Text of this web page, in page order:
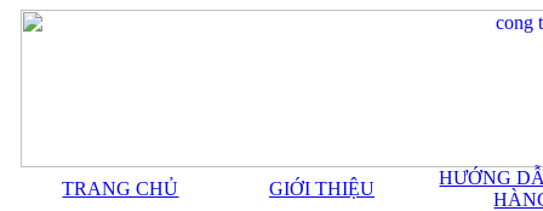
TRANG CHỦ GIỚI THIỆU
HƯỚNG